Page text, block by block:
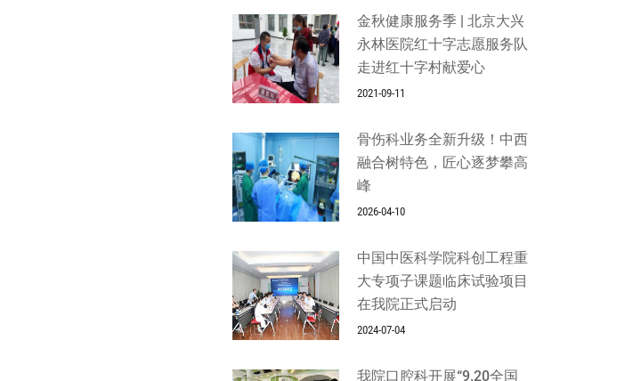
金秋健康服务季 | 北京大兴
永林医院红十字志愿服务队
走进红十字村献爱心
2021-09-11
骨伤科业务全新升级！中西
融合树特色，匠心逐梦攀高
峰
2026-04-10
中国中医科学院科创工程重
大专项子课题临床试验项目
在我院正式启动
2024-07-04
我院口腔科开展“9.20全国